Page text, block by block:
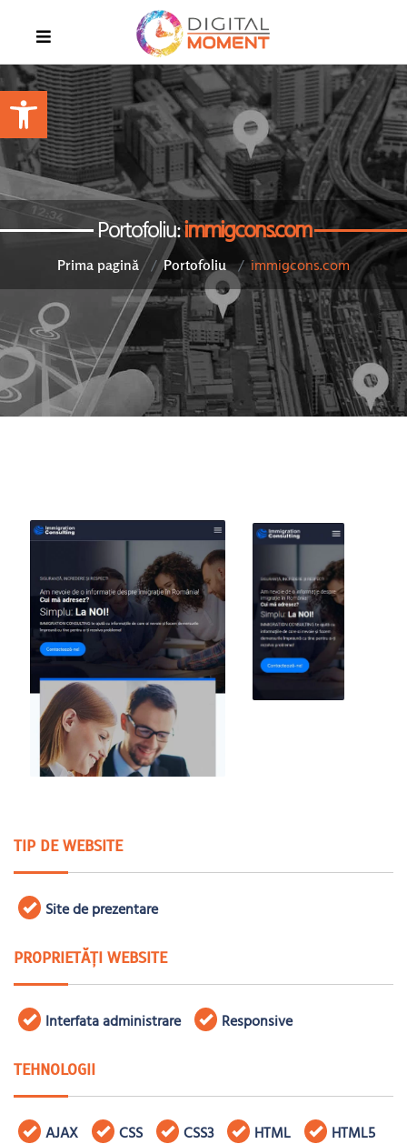
Portofoliu:immigcons.com
Prima pagină Portofoliu immigcons.com
TIP DE WEBSITE
Site de prezentare
PROPRIETĂȚI WEBSITE
Interfata administrare Responsive
TEHNOLOGII
AJAX CSS CSS3 HTML
HTML5
Open toolbar